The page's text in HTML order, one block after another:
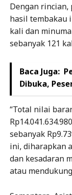
Dengan
hasil tembakau
kali dan
sebanyak 121
Baca Juga:
Dibuka,
“Total nilai
sebanyak
ini, diharapkan
dan kesadaran
atau